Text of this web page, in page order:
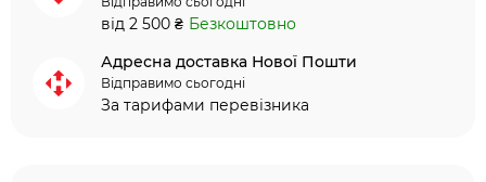
від 2 500 ₴ Безкоштовно
Адресна доставка Нової Пошти
Відправимо сьогодні
За тарифами перевізника